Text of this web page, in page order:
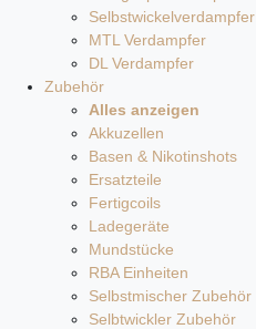
Selbstwickelverdampfer
MTL Verdampfer
DL Verdampfer
Zubehör
Alles anzeigen
Akkuzellen
Basen & Nikotinshots
Ersatzteile
Fertigcoils
Ladegeräte
Mundstücke
RBA Einheiten
Selbstmischer Zubehör
Selbtwickler Zubehör